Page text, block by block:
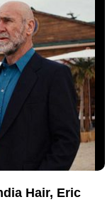
Hair, Eric